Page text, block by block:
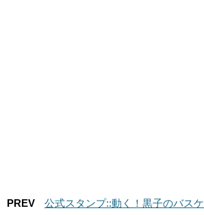
PREV
公式スタンプ::動く！黒子のバスケ